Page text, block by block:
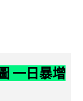
一日暴增